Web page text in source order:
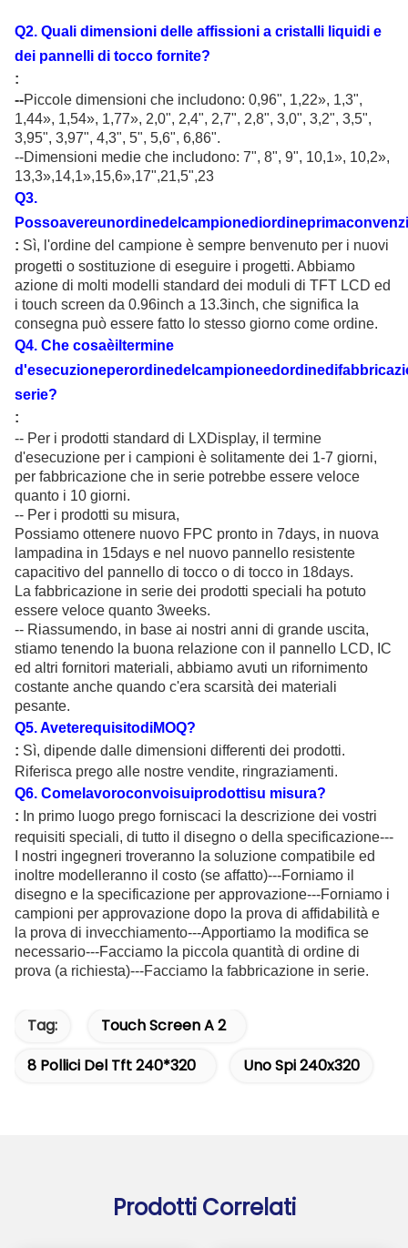
Q2. Quali dimensioni delle affissioni a cristalli liquidi e
dei pannelli di tocco fornite?
:
--Piccole dimensioni che includono: 0,96", 1,22», 1,3",
1,44», 1,54», 1,77», 2,0", 2,4", 2,7", 2,8", 3,0", 3,2", 3,5",
3,95", 3,97", 4,3", 5", 5,6", 6,86".
--Dimensioni medie che includono: 7", 8", 9", 10,1», 10,2»,
13,3»,14,1»,15,6»,17",21,5",23
Q3.
: Sì, l'ordine del campione è sempre benvenuto per i nuovi
progetti o sostituzione di eseguire i progetti. Abbiamo
azione di molti modelli standard dei moduli di TFT LCD ed
i touch screen da 0.96inch a 13.3inch, che significa la
consegna può essere fatto lo stesso giorno come ordine.
Q4. Che cosaèiltermine
serie?
:
-- Per i prodotti standard di LXDisplay, il termine
d'esecuzione per i campioni è solitamente dei 1-7 giorni,
per fabbricazione che in serie potrebbe essere veloce
quanto i 10 giorni.
-- Per i prodotti su misura,
Possiamo ottenere nuovo FPC pronto in 7days, in nuova
lampadina in 15days e nel nuovo pannello resistente
capacitivo del pannello di tocco o di tocco in 18days.
La fabbricazione in serie dei prodotti speciali ha potuto
essere veloce quanto 3weeks.
-- Riassumendo, in base ai nostri anni di grande uscita,
stiamo tenendo la buona relazione con il pannello LCD, IC
ed altri fornitori materiali, abbiamo avuti un rifornimento
costante anche quando c'era scarsità dei materiali
pesante.
Q5. AveterequisitodiMOQ?
: Sì, dipende dalle dimensioni differenti dei prodotti.
Riferisca prego alle nostre vendite, ringraziamenti.
Q6. Comelavoroconvoisuiprodottisu misura?
: In primo luogo prego forniscaci la descrizione dei vostri
requisiti speciali, di tutto il disegno o della specificazione---
I nostri ingegneri troveranno la soluzione compatibile ed
inoltre modelleranno il costo (se affatto)---Forniamo il
disegno e la specificazione per approvazione---Forniamo i
campioni per approvazione dopo la prova di affidabilità e
la prova di invecchiamento---Apportiamo la modifica se
necessario---Facciamo la piccola quantità di ordine di
prova (a richiesta)---Facciamo la fabbricazione in serie.
Tag:
Touch Screen A 2
8 Pollici Del Tft 240*320
Uno Spi 240x320
Prodotti Correlati